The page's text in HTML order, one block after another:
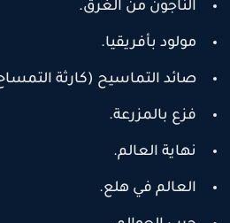
الناجون من الغرق.
مولود بأفريقيا.
صائد التماسيح (كارثة التمساح).
فزع بالمزرعة.
نهاية العالم.
العالم في هلع.